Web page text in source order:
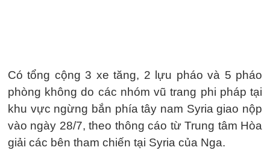
Có tổng cộng 3 xe tăng, 2 lựu pháo và 5 pháo
phòng không do các nhóm vũ trang phi pháp tại
khu vực ngừng bắn phía tây nam Syria giao nộp
vào ngày 28/7, theo thông cáo từ Trung tâm Hòa
giải các bên tham chiến tại Syria của Nga.